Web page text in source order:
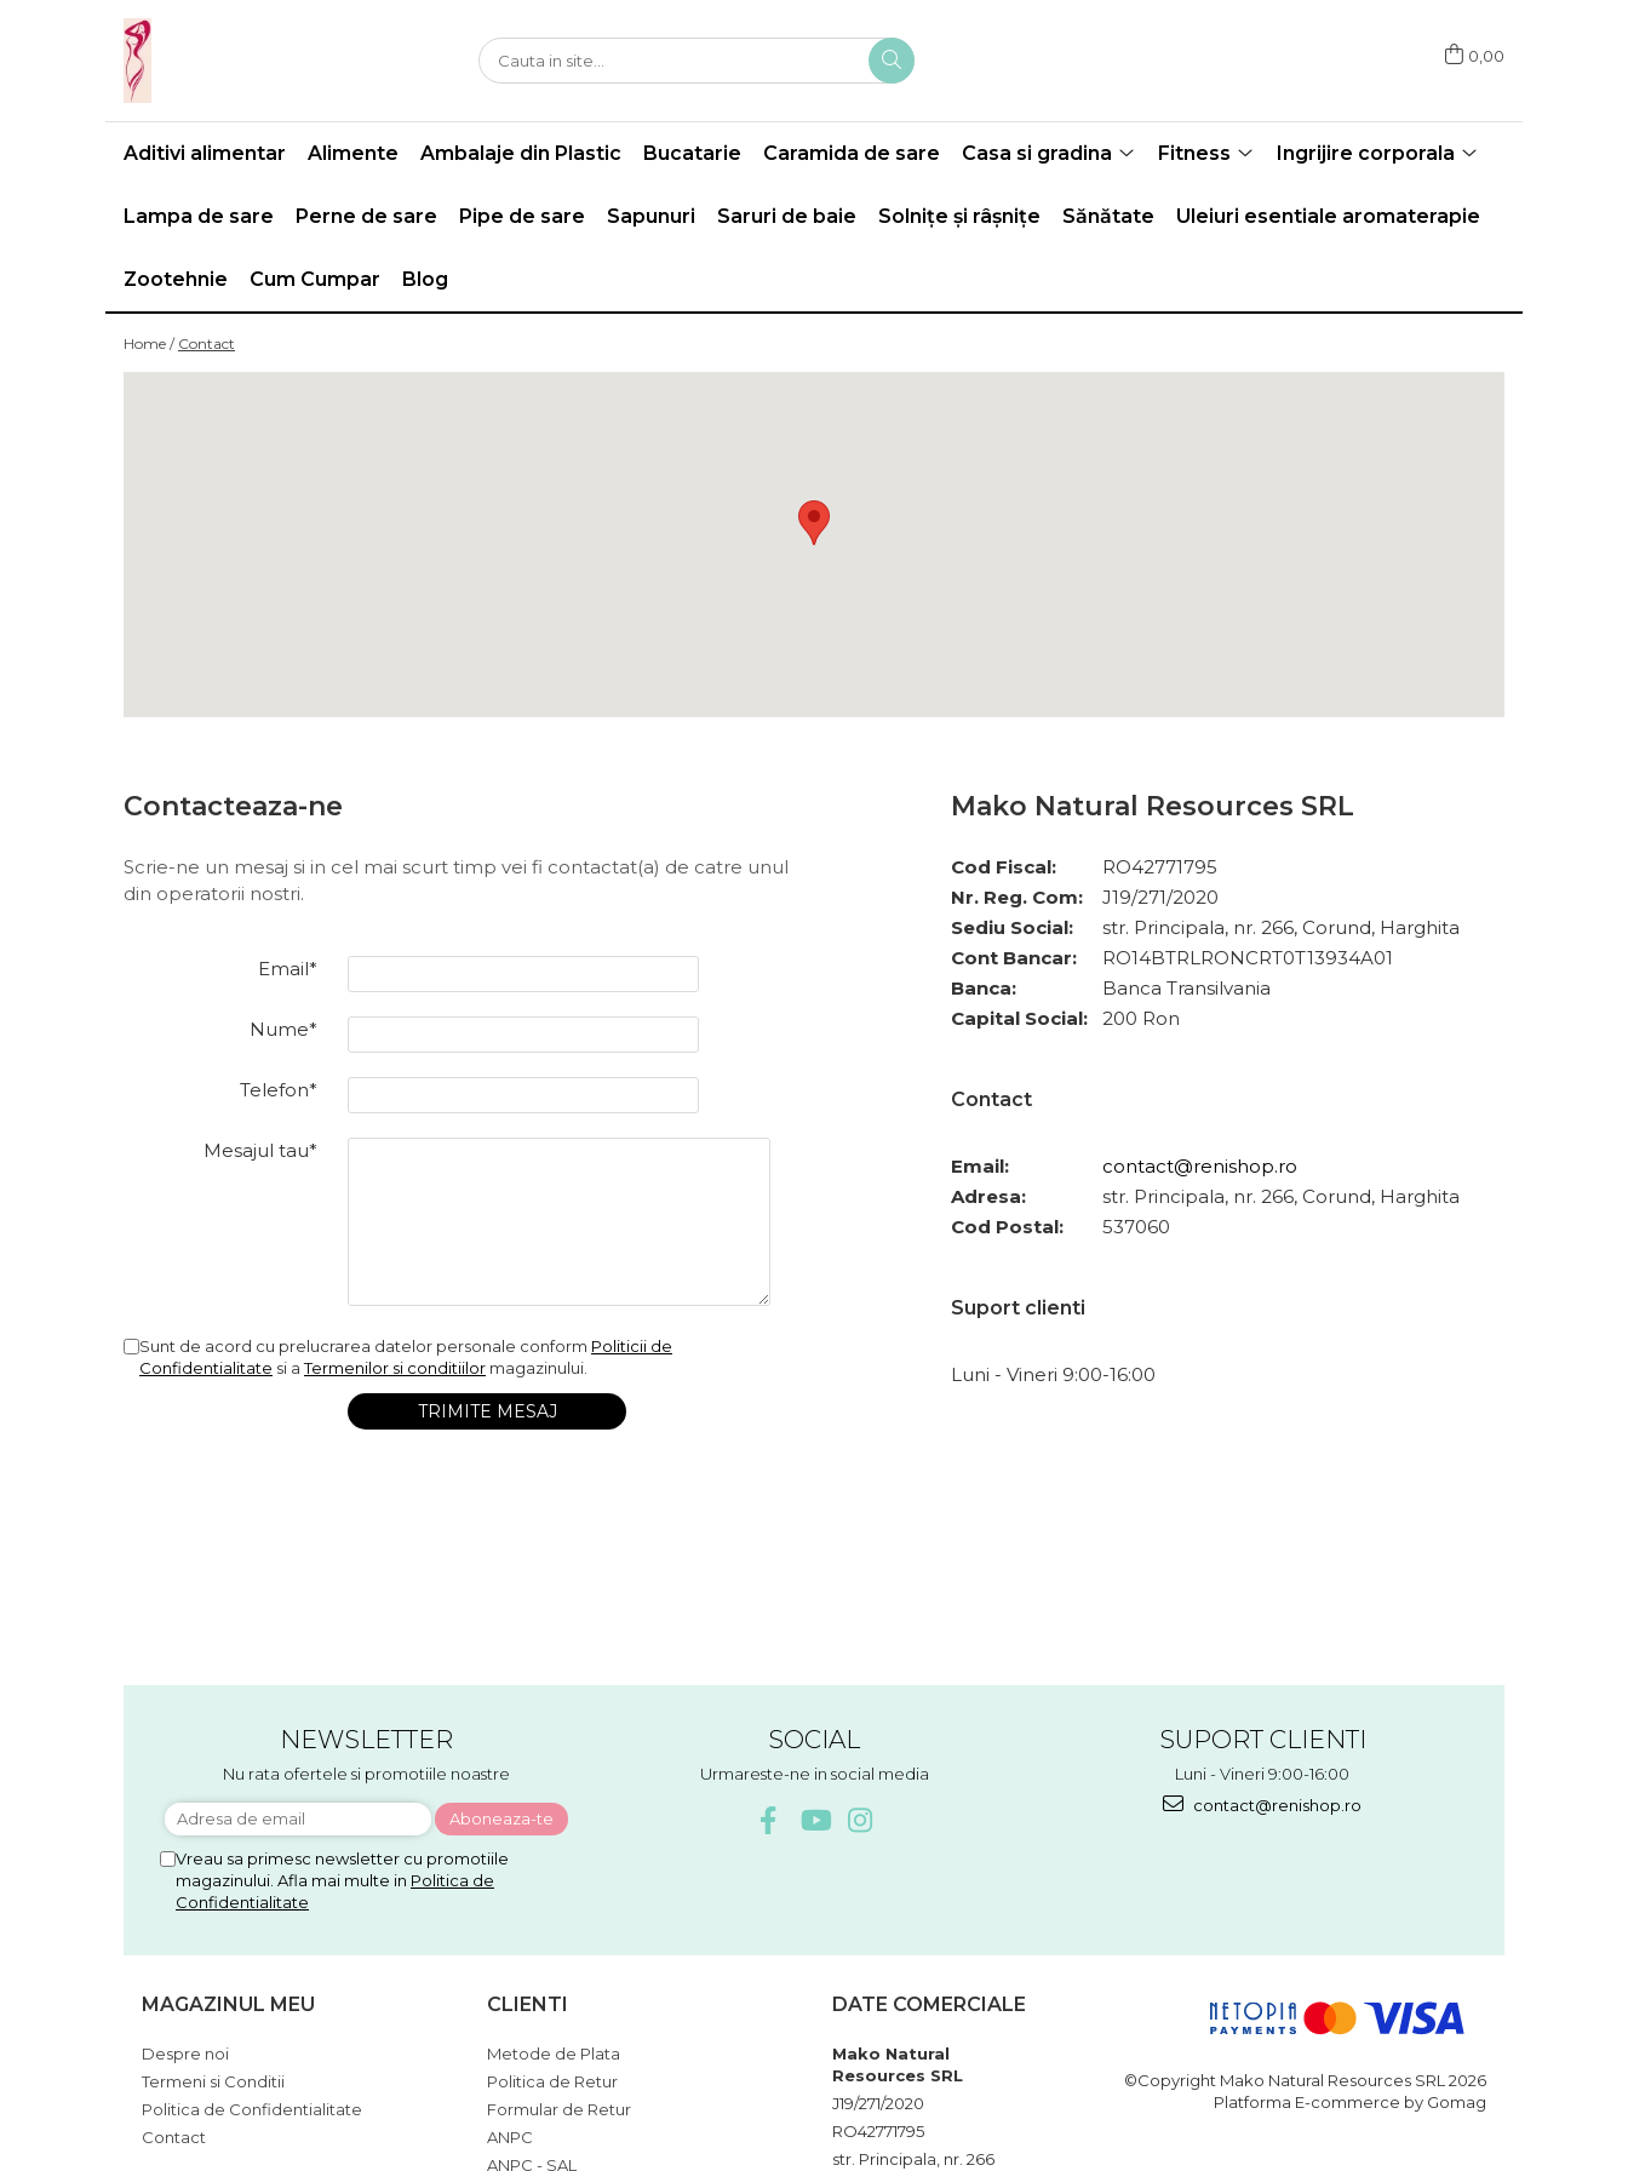
Casa si gradina
Leagane si scaune
Ingrijire corporala
Ingrijirea unghiilor
0,00
Aditivi alimentar Alimente Ambalaje din Plastic Bucatarie Caramida de sare Casa si gradina Fitness Ingrijire corporala
Lampa de sare Perne de sare Pipe de sare Sapunuri Saruri de baie Solnițe și râșnițe Sănătate Uleiuri esentiale aromaterapie
Zootehnie Cum Cumpar Blog
Home / Contact
Contacteaza-ne
Scrie-ne un mesaj si in cel mai scurt timp vei fi contactat(a) de catre unul
din operatorii nostri.
Email*
Nume*
Telefon*
Mesajul tau*
Sunt de acord cu prelucrarea datelor personale conform Politicii de
Confidentialitate si aTermenilor si conditiilor magazinului.
Mako Natural Resources SRL
Cod Fiscal:
RO42771795
Nr. Reg. Com:
J19/271/2020
Sediu Social:
str. Principala, nr. 266, Corund, Harghita
Cont Bancar:
RO14BTRLRONCRT0T13934A01
Banca:
Banca Transilvania
Capital Social:
200 Ron
Contact
Email:
contact@renishop.ro
Adresa:
str. Principala, nr. 266, Corund, Harghita
Cod Postal:
537060
Suport clienti
Luni - Vineri 9:00-16:00
NEWSLETTER
Nu rata ofertele si promotiile noastre
Vreau sa primesc newsletter cu promotiile
magazinului. Afla mai multe in Politica de
Confidentialitate
SOCIAL
Urmareste-ne in social media
SUPORT CLIENTI
Luni - Vineri 9:00-16:00
contact@renishop.ro
MAGAZINUL MEU
Despre noi
Termeni si Conditii
Politica de Confidentialitate
Contact
CLIENTI
Metode de Plata
Politica de Retur
Formular de Retur
ANPC
ANPC - SAL
DATE COMERCIALE
Mako Natural
Resources SRL
J19/271/2020
RO42771795
str. Principala, nr. 266
©Copyright Mako Natural Resources SRL 2026
Platforma E-commerce by Gomag